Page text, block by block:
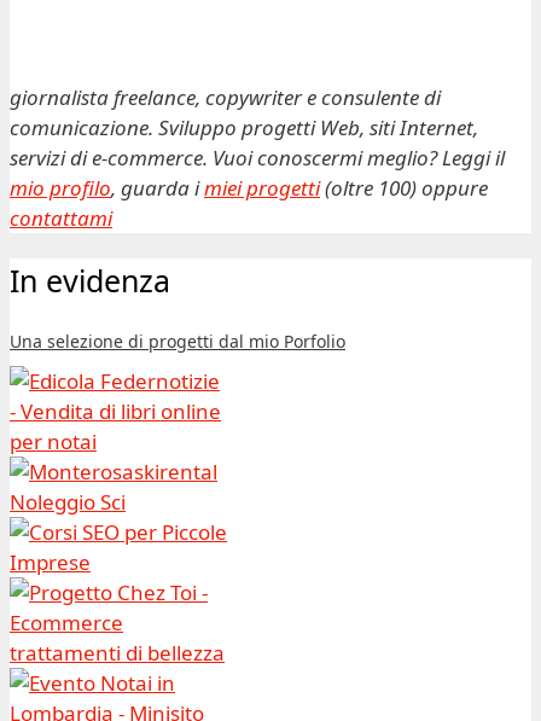
giornalista freelance, copywriter e consulente di
comunicazione. Sviluppo progetti Web, siti Internet,
servizi di e-commerce. Vuoi conoscermi meglio? Leggi il
mio profilo, guarda imiei progetti(oltre 100) oppure
contattami
In evidenza
Una selezione di progetti dal mio Porfolio